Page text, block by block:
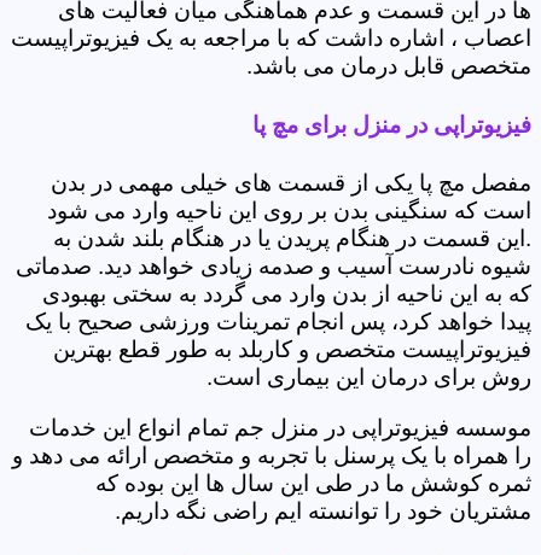
ها در این قسمت و عدم هماهنگی میان فعالیت های
اعصاب ، اشاره داشت که با مراجعه به یک فیزیوتراپیست
متخصص قابل درمان می باشد.
فیزیوتراپی در منزل برای مچ پا
مفصل مچ پا یکی از قسمت های خیلی مهمی در بدن
است که سنگینی بدن بر روی این ناحیه وارد می شود
.این قسمت در هنگام پریدن یا در هنگام بلند شدن به
شیوه نادرست آسیب و صدمه زیادی خواهد دید. صدماتی
که به این ناحیه از بدن وارد می گردد به سختی بهبودی
پیدا خواهد کرد، پس انجام تمرینات ورزشی صحیح با یک
فیزیوتراپیست متخصص و کاربلد به طور قطع بهترین
روش برای درمان این بیماری است.
موسسه فیزیوتراپی در منزل جم تمام انواع این خدمات
را همراه با یک پرسنل با تجربه و متخصص ارائه می دهد و
ثمره کوشش ما در طی این سال ها این بوده که
مشتریان خود را توانسته ایم راضی نگه داریم.